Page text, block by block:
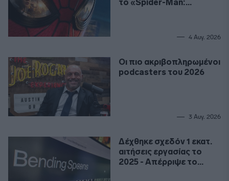
το «Spider-Man:
4 Αυγ. 2026
Οι πιο ακριβοπληρωμένοι
podcasters του 2026
3 Αυγ. 2026
Δέχθηκε σχεδόν 1 εκατ.
αιτήσεις εργασίας το
2025 - Απέρριψε το